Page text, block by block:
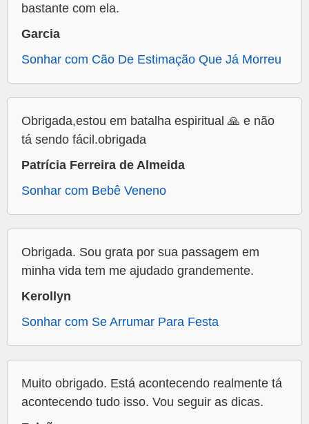
bastante com ela.
Garcia
Sonhar com Cão De Estimação Que Já Morreu
Obrigada,estou em batalha espiritual 🙏 e não
tá sendo fácil.obrigada
Patrícia Ferreira de Almeida
Sonhar com Bebê Veneno
Obrigada. Sou grata por sua passagem em
minha vida tem me ajudado grandemente.
Kerollyn
Sonhar com Se Arrumar Para Festa
Muito obrigado. Está acontecendo realmente tá
acontecendo tudo isso. Vou seguir as dicas.